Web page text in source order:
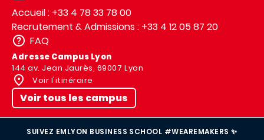
Accueil : +33 4 78 33 78 00
Recrutement & Admissions : +33 4 12 05 87 20
FAQ
Adresse Campus Lyon
144 av. Jean Jaurès, 69007 Lyon
Voir l'itinéraire
Voir tous les campus
SUIVEZ EMLYON BUSINESS SCHOOL #WEAREMAKERS ✨